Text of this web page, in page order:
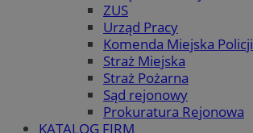
ZUS
Urząd Pracy
Komenda Miejska Policji
Straż Miejska
Straż Pożarna
Sąd rejonowy
Prokuratura Rejonowa
KATALOG FIRM